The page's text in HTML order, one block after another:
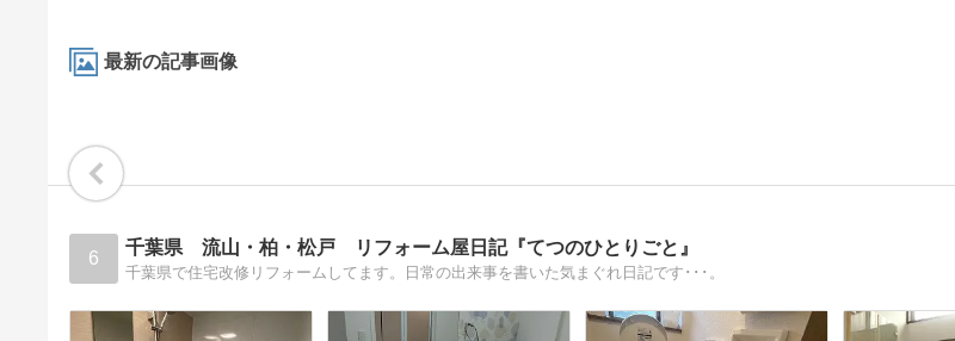
最新の記事画像
6 千葉県 流山・柏・松戸 リフォーム屋日記『てつのひとりごと』
千葉県で住宅改修リフォームしてます。日常の出来事を書いた気まぐれ日記です･･･。